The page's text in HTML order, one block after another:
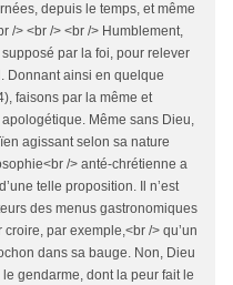
depuis le temps, et même
/> <br /> <br /> Humblement,
par la foi, pour relever
Donnant ainsi en quelque
faisons par la même et
Même sans Dieu,
agissant selon sa nature
/> anté-chrétienne a
telle proposition. Il n’est
des menus gastronomiques
par exemple,<br /> qu’un
dans sa bauge. Non, Dieu
gendarme, dont la peur fait le